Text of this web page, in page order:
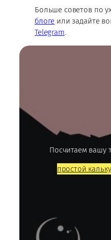
Больше советов по
блоге или задайте
Telegram.
Посчитаем вашу
простой